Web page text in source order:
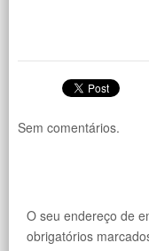
Sem comentários.
O seu endereço de
obrigatórios